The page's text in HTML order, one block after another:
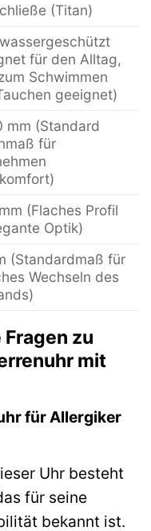
(Titan)
für den Alltag,
Schwimmen
geeignet)
mm (Standard
für
(Flaches Profil
Optik)
(Standardmaß für
Wechseln des
zu
mit
für Allergiker
Uhr besteht
für seine
bekannt ist.